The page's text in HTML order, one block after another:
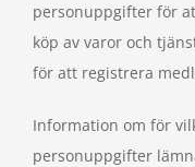
personuppgifter för
köp av varor och
för att registrera
Information om för
personuppgifter